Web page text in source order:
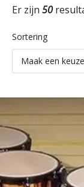
Er zijn 50
Sortering